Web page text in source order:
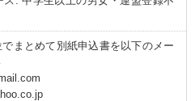
まとめて別紙申込書を以下のメー